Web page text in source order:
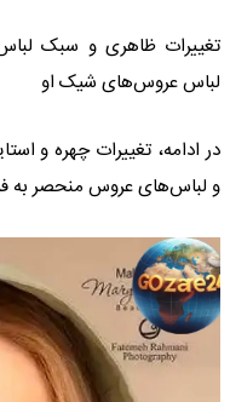
تغییرات ظاهری و سبک
لباس عروس‌های شیک او
در ادامه، تغییرات چهره و
و لباس‌های عروس منحصر به